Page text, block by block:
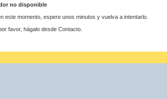
no disponible
este momento, espere unos minutos y vuelva a intentarlo.
favor, hágalo desde Contacto.